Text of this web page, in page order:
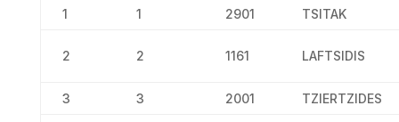
1 1 2901 TSITAK
2 2 1161 LAFTSIDIS
3 3 2001 TZIERTZIDES